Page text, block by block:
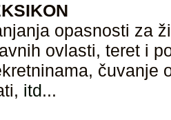
opasnosti za
ovlasti, teret i
čuvanje
itd...